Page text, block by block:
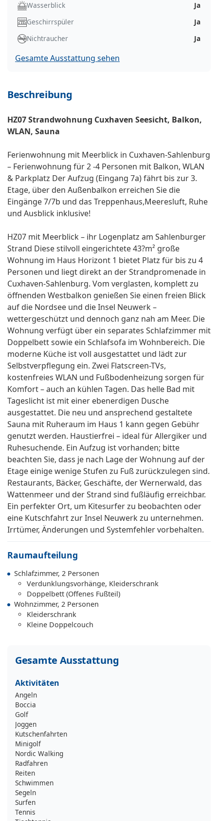
Wasserblick
Ja
Geschirrspüler
Ja
Nichtraucher
Ja
Gesamte Ausstattung sehen
Beschreibung
HZ07 Strandwohnung Cuxhaven Seesicht, Balkon,
WLAN, Sauna
Ferienwohnung mit Meerblick in Cuxhaven-Sahlenburg
– Ferienwohnung für 2 -4 Personen mit Balkon, WLAN
& Parkplatz Der Aufzug (Eingang 7a) fährt bis zur 3.
Etage, über den Außenbalkon erreichen Sie die
Eingänge 7/7b und das Treppenhaus,Meeresluft, Ruhe
und Ausblick inklusive!
HZ07 mit Meerblick – ihr Logenplatz am Sahlenburger
Strand Diese stilvoll eingerichtete 43?m² große
Wohnung im Haus Horizont 1 bietet Platz für bis zu 4
Personen und liegt direkt an der Strandpromenade in
Cuxhaven-Sahlenburg. Vom verglasten, komplett zu
öffnenden Westbalkon genießen Sie einen freien Blick
auf die Nordsee und die Insel Neuwerk –
wettergeschützt und dennoch ganz nah am Meer. Die
Wohnung verfügt über ein separates Schlafzimmer mit
Doppelbett sowie ein Schlafsofa im Wohnbereich. Die
moderne Küche ist voll ausgestattet und lädt zur
Selbstverpflegung ein. Zwei Flatscreen-TVs,
kostenfreies WLAN und Fußbodenheizung sorgen für
Komfort – auch an kühlen Tagen. Das helle Bad mit
Tageslicht ist mit einer ebenerdigen Dusche
ausgestattet. Die neu und ansprechend gestaltete
Sauna mit Ruheraum im Haus 1 kann gegen Gebühr
genutzt werden. Haustierfrei – ideal für Allergiker und
Ruhesuchende. Ein Aufzug ist vorhanden; bitte
beachten Sie, dass je nach Lage der Wohnung auf der
Etage einige wenige Stufen zu Fuß zurückzulegen sind.
Restaurants, Bäcker, Geschäfte, der Wernerwald, das
Wattenmeer und der Strand sind fußläufig erreichbar.
Ein perfekter Ort, um Kitesurfer zu beobachten oder
eine Kutschfahrt zur Insel Neuwerk zu unternehmen.
Irrtümer, Änderungen und Systemfehler vorbehalten.
Raumaufteilung
Schlafzimmer, 2 Personen
Verdunklungsvorhänge, Kleiderschrank
Doppelbett (Offenes Fußteil)
Wohnzimmer, 2 Personen
Kleiderschrank
Kleine Doppelcouch
Gesamte Ausstattung
Aktivitäten
Angeln
Boccia
Golf
Joggen
Kutschenfahrten
Minigolf
Nordic Walking
Radfahren
Reiten
Schwimmen
Segeln
Surfen
Tennis